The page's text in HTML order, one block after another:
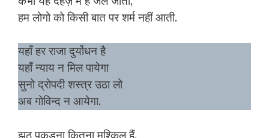
हम लोगो को किसी बात पर शर्म नहीं आती.
यहाँ हर राजा दुर्योधन है
यहाँ न्याय न मिल पायेगा
सुनो द्रोपदी शस्त्र उठा लो
अब गोविन्द न आयेगा.
झूठ पकड़ना कितना मुश्किल हैं,